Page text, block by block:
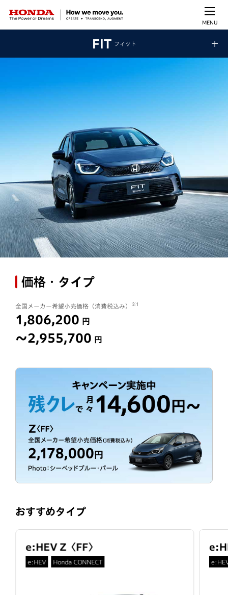
MENU
FIT フィット
価格・タイプ
全国メーカー希望小売価格（消費税込み） ※1
1,806,200 円
〜2,955,700 円
おすすめタイプ
e:HEV Z〈 FF〉
e:HEV Honda CONNECT